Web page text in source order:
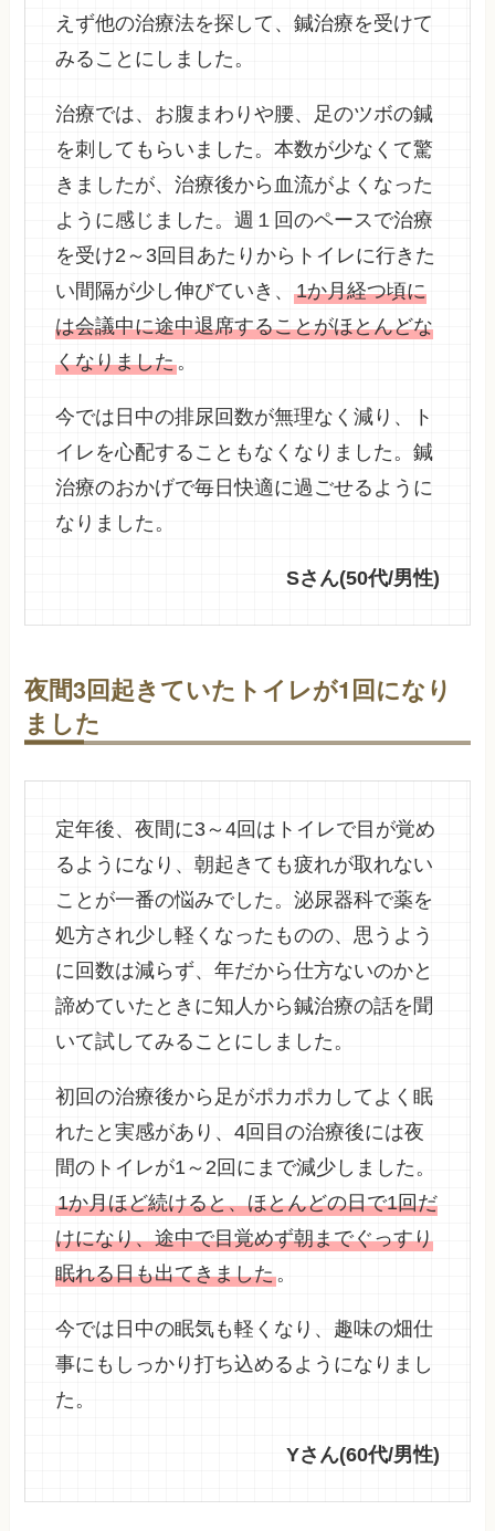
えず他の治療法を探して、鍼治療を受けて
みることにしました。
治療では、お腹まわりや腰、足のツボの鍼
を刺してもらいました。本数が少なくて驚
きましたが、治療後から血流がよくなった
ように感じました。週１回のペースで治療
を受け2～3回目あたりからトイレに行きた
い間隔が少し伸びていき、1か月経つ頃に
は会議中に途中退席することがほとんどな
くなりました。
今では日中の排尿回数が無理なく減り、ト
イレを心配することもなくなりました。鍼
治療のおかげで毎日快適に過ごせるように
なりました。
Sさん(50代/男性)
夜間3回起きていたトイレが1回になり
ました
定年後、夜間に3～4回はトイレで目が覚め
るようになり、朝起きても疲れが取れない
ことが一番の悩みでした。泌尿器科で薬を
処方され少し軽くなったものの、思うよう
に回数は減らず、年だから仕方ないのかと
諦めていたときに知人から鍼治療の話を聞
いて試してみることにしました。
初回の治療後から足がポカポカしてよく眠
れたと実感があり、4回目の治療後には夜
間のトイレが1～2回にまで減少しました。
1か月ほど続けると、ほとんどの日で1回だ
けになり、途中で目覚めず朝までぐっすり
眠れる日も出てきました。
今では日中の眠気も軽くなり、趣味の畑仕
事にもしっかり打ち込めるようになりまし
た。
Yさん(60代/男性)